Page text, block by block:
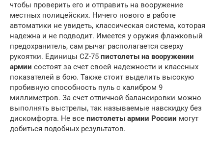
чтобы проверить его и отправить на вооружение
местных полицейских. Ничего нового в работе
автоматики не увидеть, классическая система, которая
надежна и не подводит. Имеется у оружия флажковый
предохранитель, сам рычаг располагается сверху
рукоятки. Единицы CZ-75 пистолеты на вооружении
армии состоят за счет своей надежности и классных
показателей в бою. Также стоит выделить высокую
пробивную способность пуль с калибром 9
миллиметров. За счет отличной балансировки можно
выполнять выстрелы, так называемые навскидку без
дискомфорта. Не все пистолеты армии России могут
добиться подобных результатов.